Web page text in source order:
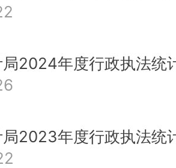
2024年度行政执法统
2023年度行政执法统